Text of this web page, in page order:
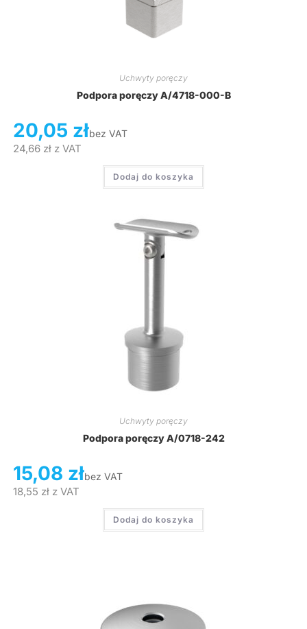
Uchwyty poręczy
Podpora poręczy A/4718-000-B
20,05 złbez VAT
24,66 złz VAT
Dodaj do koszyka
Uchwyty poręczy
Podpora poręczy A/0718-242
15,08 złbez VAT
18,55 złz VAT
Dodaj do koszyka